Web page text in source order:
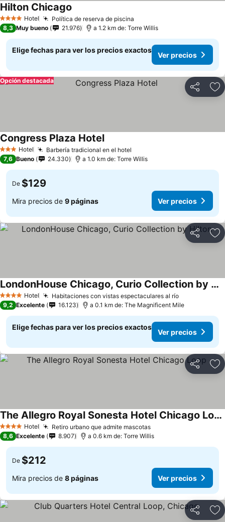
4 EstrellasHotel Política de reserva de piscina
Hilton Chicago
8,3 Muy bueno 21.976 a 1.2 km de: Torre Willis
Elige fechas para ver los precios exactos
Ver precios
Compartir
Opción destacada
3 Estrellas
Hotel Barbería tradicional en el hotel
Congress Plaza Hotel
7,6 Bueno 24.330 a 1.0 km de: Torre Willis
De $129
Mira precios de 9 páginas Ver precios
Compartir
4 EstrellasHotel Habitaciones con vistas espectaculares al río
LondonHouse Chicago, Curio Collection by Hilton
9,2 Excelente 16.123 a 0.1 km de: The Magnificent Mile
Elige fechas para ver los precios exactos
Ver precios
Compartir
4 EstrellasHotel Retiro urbano que admite mascotas
The Allegro Royal Sonesta Hotel Chicago Loop
8,6 Excelente 8.907 a 0.6 km de: Torre Willis
De $212
Mira precios de 8 páginas Ver precios
Compartir